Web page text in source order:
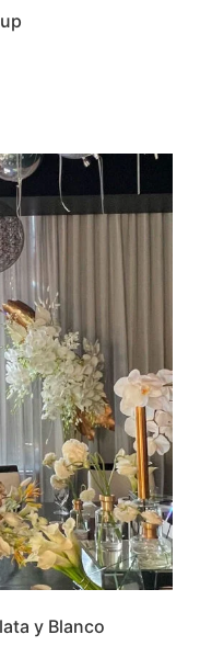
y Blanco